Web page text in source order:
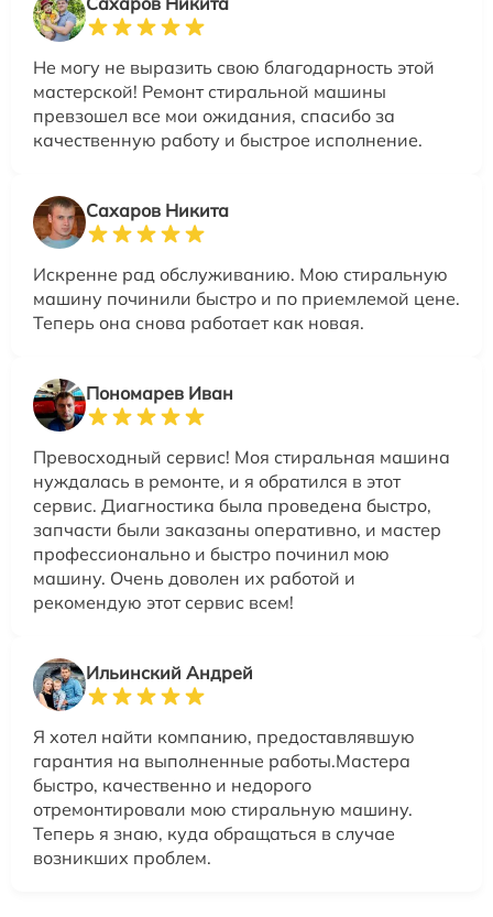
Не могу не выразить свою благодарность этой
мастерской! Ремонт стиральной машины
превзошел все мои ожидания, спасибо за
качественную работу и быстрое исполнение.
Сахаров Никита
Искренне рад обслуживанию. Мою стиральную
машину починили быстро и по приемлемой цене.
Теперь она снова работает как новая.
Пономарев Иван
Превосходный сервис! Моя стиральная машина
нуждалась в ремонте, и я обратился в этот
сервис. Диагностика была проведена быстро,
запчасти были заказаны оперативно, и мастер
профессионально и быстро починил мою
машину. Очень доволен их работой и
рекомендую этот сервис всем!
Ильинский Андрей
Я хотел найти компанию, предоставлявшую
гарантия на выполненные работы.Мастера
быстро, качественно и недорого
отремонтировали мою стиральную машину.
Теперь я знаю, куда обращаться в случае
возникших проблем.